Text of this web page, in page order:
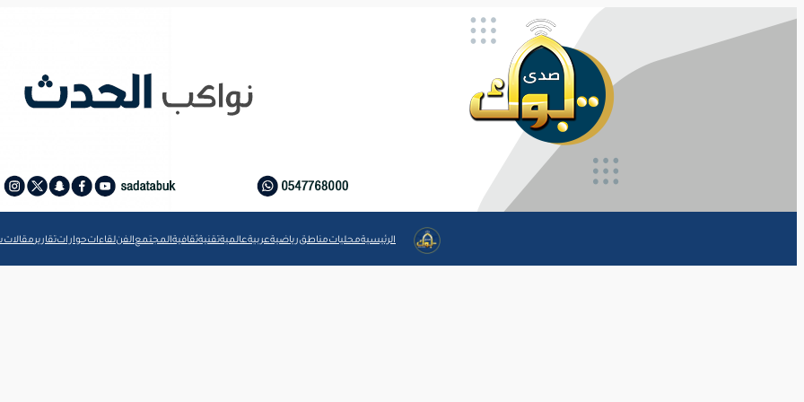
تخطى
الرئيسيةمحلياتمناطقرياضيةعربيةعالميةتقنيةثقافيةالمجتمعالفنلقاءاتحواراتتقاريرمقالات